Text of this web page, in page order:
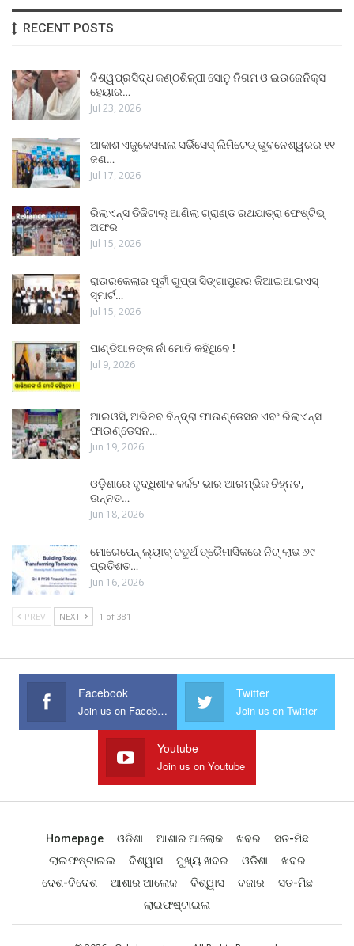
RECENT POSTS
ବିଶ୍ୱପ୍ରସିଦ୍ଧ କଣ୍ଠଶିଳ୍ପୀ ସୋନୁ ନିଗମ ଓ ଇଉଜେନିକ୍ସ
ହେୟାର…
Jul 23, 2026
ଆକାଶ ଏଜୁକେସନାଲ ସର୍ଭିସେସ୍ ଲିମିଟେଡ୍ ଭୁବନେଶ୍ୱରର ୧୧
ଜଣ…
Jul 17, 2026
ରିଲାଏନ୍ସ ଡିଜିଟାଲ୍ ଆଣିଲା ଗ୍ରାଣ୍ଡ ରଥଯାତ୍ରା ଫେଷ୍ଟିଭ୍
ଅଫର
Jul 15, 2026
ରାଉରକେଲାର ପୂର୍ବୀ ଗୁପ୍ତା ସିଙ୍ଗାପୁରର ଜିଆଇଆଇଏସ୍
ସ୍ମାର୍ଟ…
Jul 15, 2026
ପାଣ୍ଡିଆନଙ୍କ ନାଁ ମୋଦି କହିଥିବେ !
Jul 9, 2026
ଆଇଓସି, ଅଭିନବ ବିନ୍ଦ୍ରା ଫାଉଣ୍ଡେସନ ଏବଂ ରିଲାଏନ୍ସ
ଫାଉଣ୍ଡେସନ…
Jun 19, 2026
ଓଡ଼ିଶାରେ ବୃଦ୍ଧିଶୀଳ କର୍କଟ ଭାର ଆରମ୍ଭିକ ଚିହ୍ନଟ,
ଉନ୍ନତ…
Jun 18, 2026
ମୋରେପେନ୍ ଲ୍ୟାବ୍ ଚତୁର୍ଥ ତ୍ରୈମାସିକରେ ନିଟ୍ ଲାଭ ୬୯
ପ୍ରତିଶତ…
Jun 16, 2026
PREV NEXT 1 of 381
Facebook
Join us on Facebook
Twitter
Join us on Twitter
Youtube
Join us on Youtube
Homepage ଓଡିଶା ଆଶାର ଆଲୋକ ଖବର
ସତ-ମିଛ
ଲାଇଫଷ୍ଟାଇଲ
ବିଶ୍ୱାସ ମୁଖ୍ୟ ଖବର ଓଡିଶା
ଖବର
ଦେଶ-ବିଦେଶ
ଆଶାର ଆଲୋକ ବିଶ୍ୱାସ ବଜାର
ସତ-ମିଛ
ଲାଇଫଷ୍ଟାଇଲ